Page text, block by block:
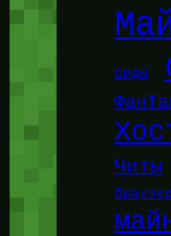
Сиды
Читы